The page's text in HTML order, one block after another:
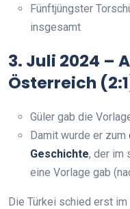
Fünftjüngster
insgesamt
3. Juli 2024 –
Österreich
Güler gab die
Damit wurde er zum
Geschichte, der im
eine Vorlage gab
Die Türkei schied erst